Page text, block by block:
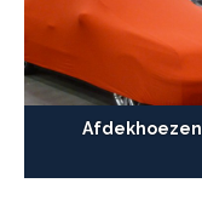
Afdekhoezen